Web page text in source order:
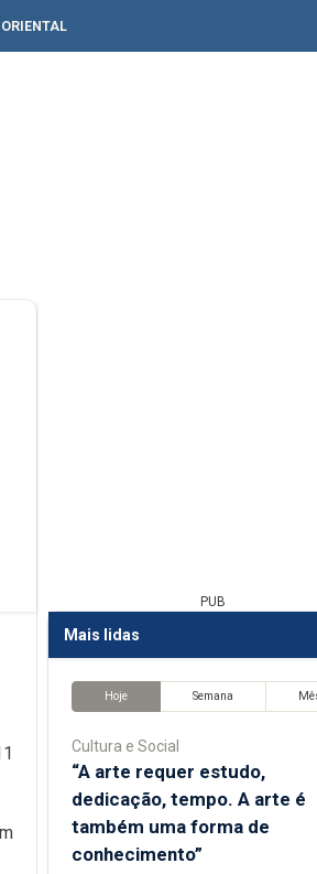
PUB
Mais lidas
Hoje Semana
Cultura e Social
“A arte requer estudo,
dedicação, tempo. A arte é
também uma forma de
conhecimento”